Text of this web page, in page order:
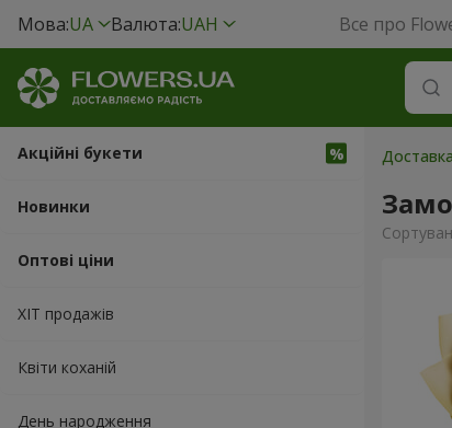
Мова:UA Валюта:UAH Все про
Акційні букети
Новинки
Оптові ціни
ХІТ продажів
Квіти коханій
День народження